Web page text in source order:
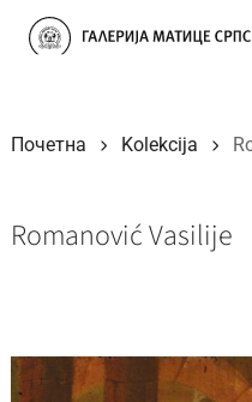
Прескочи
Почетна Kolekcija
Romanović Vasilije